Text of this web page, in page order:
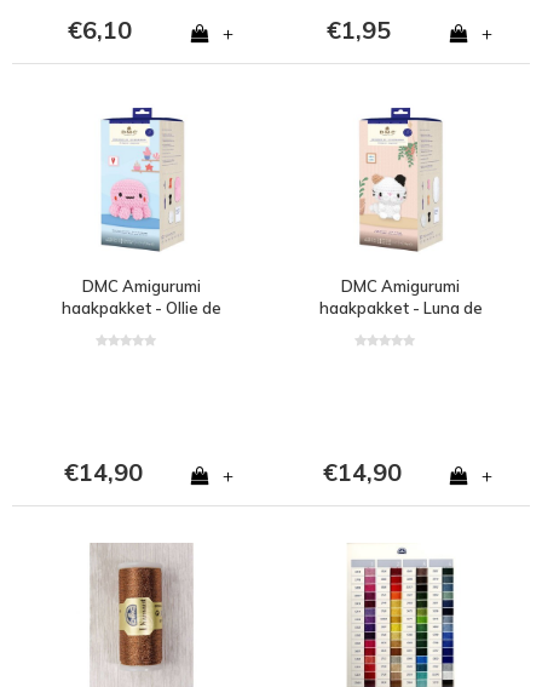
€6,10 + €1,95 +
DMC Amigurumi
haakpakket - Ollie de
€14,90 +
DMC Amigurumi
haakpakket - Luna de
€14,90 +